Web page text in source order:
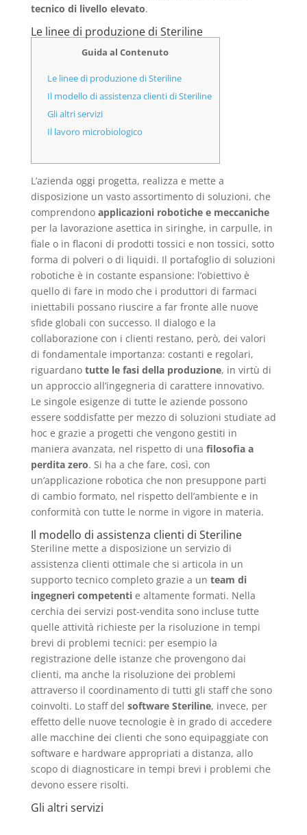
tecnico di livello elevato.
Le linee di produzione di Steriline
Guida al Contenuto
Le linee di produzione di Steriline
Il modello di assistenza clienti di Steriline
Gli altri servizi
Il lavoro microbiologico
L’azienda oggi progetta, realizza e mette a
disposizione un vasto assortimento di soluzioni, che
comprendono applicazioni robotiche e meccaniche
per la lavorazione asettica in siringhe, in carpulle, in
fiale o in flaconi di prodotti tossici e non tossici, sotto
forma di polveri o di liquidi. Il portafoglio di soluzioni
robotiche è in costante espansione: l’obiettivo è
quello di fare in modo che i produttori di farmaci
iniettabili possano riuscire a far fronte alle nuove
sfide globali con successo. Il dialogo e la
collaborazione con i clienti restano, però, dei valori
di fondamentale importanza: costanti e regolari,
riguardano tutte le fasi della produzione, in virtù di
un approccio all’ingegneria di carattere innovativo.
Le singole esigenze di tutte le aziende possono
essere soddisfatte per mezzo di soluzioni studiate ad
hoc e grazie a progetti che vengono gestiti in
maniera avanzata, nel rispetto di una filosofia a
perdita zero. Si ha a che fare, così, con
un’applicazione robotica che non presuppone parti
di cambio formato, nel rispetto dell’ambiente e in
conformità con tutte le norme in vigore in materia.
Il modello di assistenza clienti di Steriline
Steriline mette a disposizione un servizio di
assistenza clienti ottimale che si articola in un
supporto tecnico completo grazie a un team di
ingegneri competentie altamente formati. Nella
cerchia dei servizi post-vendita sono incluse tutte
quelle attività richieste per la risoluzione in tempi
brevi di problemi tecnici: per esempio la
registrazione delle istanze che provengono dai
clienti, ma anche la risoluzione dei problemi
attraverso il coordinamento di tutti gli staff che sono
coinvolti. Lo staff del software Steriline, invece, per
effetto delle nuove tecnologie è in grado di accedere
alle macchine dei clienti che sono equipaggiate con
software e hardware appropriati a distanza, allo
scopo di diagnosticare in tempi brevi i problemi che
devono essere risolti.
Gli altri servizi